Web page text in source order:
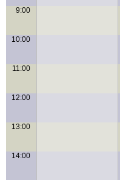
9:00
10:00
11:00
12:00
13:00
14:00